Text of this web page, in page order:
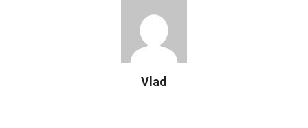
Vlad